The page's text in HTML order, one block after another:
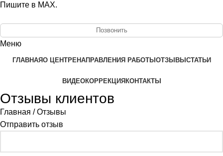
Пишите в MAX.
Позвонить
Меню
ГЛАВНАЯО ЦЕНТРЕНАПРАВЛЕНИЯ РАБОТЫ ОТЗЫВЫ СТАТЬИ
ВИДЕОКОРРЕКЦИЯ КОНТАКТЫ
Отзывы клиентов
Главная /Отзывы
Отправить отзыв